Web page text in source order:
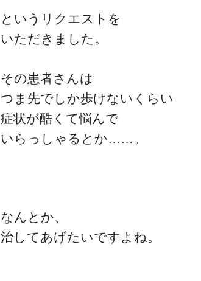
というリクエストを
いただきました。
その患者さんは
つま先でしか歩けないくらい
症状が酷くて悩んで
いらっしゃるとか……。
なんとか、
治してあげたいですよね。